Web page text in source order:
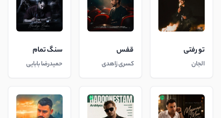
تو رفتی
الجان
قفس
کسری زاهدی
سنگ تمام
حمیدرضا بابایی